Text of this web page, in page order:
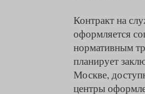
Контракт на
оформляется
нормативным
планирует
Москве,
центры